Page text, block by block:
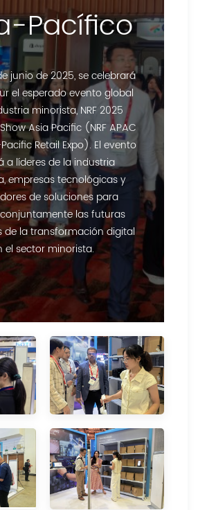
Pacífico
junio de 2025, se celebrará
el esperado evento global
minorista, NRF 2025
Asia Pacific (NRF APAC
Retail Expo). El evento
a líderes de la industria
empresas tecnológicas y
de soluciones para
las futuras
de la transformación digital
el sector minorista.